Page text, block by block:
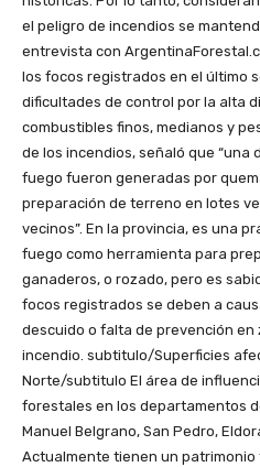
el peligro de incendios se
entrevista con
los focos registrados en el último
dificultades de control por la alta
combustibles finos, medianos y
de los incendios, señaló que “una
fuego fueron generadas por
preparación de terreno en lotes
vecinos”. En la provincia, es una
fuego como herramienta para
ganaderos, o rozado, pero es
focos registrados se deben a
descuido o falta de prevención en
incendio. subtitulo/Superficies
Norte/subtitulo El área de
forestales en los departamentos
Manuel Belgrano, San Pedro,
Actualmente tienen un